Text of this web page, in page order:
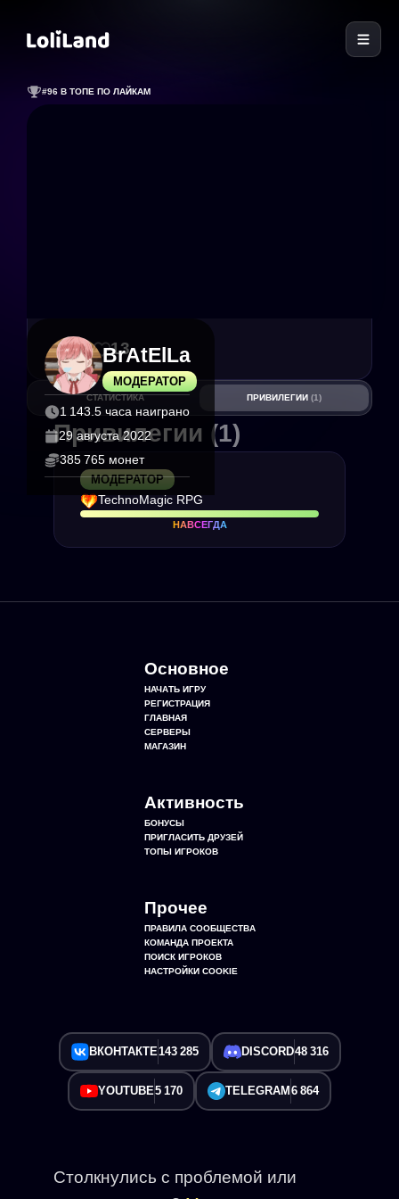
#96 В ТОПЕ ПО ЛАЙКАМ
МОДЕРАТОР
BrAtElLa
1 143.5 часа наиграно
29 августа 2022
385 765 монет
31 13
СТАТИСТИКА ПРИВИЛЕГИИ (1)
Привилегии (1)
МОДЕРАТОР
TechnoMagic RPG
НАВСЕГДА
Основное
НАЧАТЬ ИГРУ
РЕГИСТРАЦИЯ
ГЛАВНАЯ
СЕРВЕРЫ
МАГАЗИН
Активность
БОНУСЫ
ПРИГЛАСИТЬ ДРУЗЕЙ
ТОПЫ ИГРОКОВ
Прочее
ПРАВИЛА СООБЩЕСТВА
КОМАНДА ПРОЕКТА
ПОИСК ИГРОКОВ
НАСТРОЙКИ COOKIE
ВКОНТАКТЕ143 285 DISCORD48 316
YOUTUBE5 170 TELEGRAM 6 864
Столкнулись с проблемой или